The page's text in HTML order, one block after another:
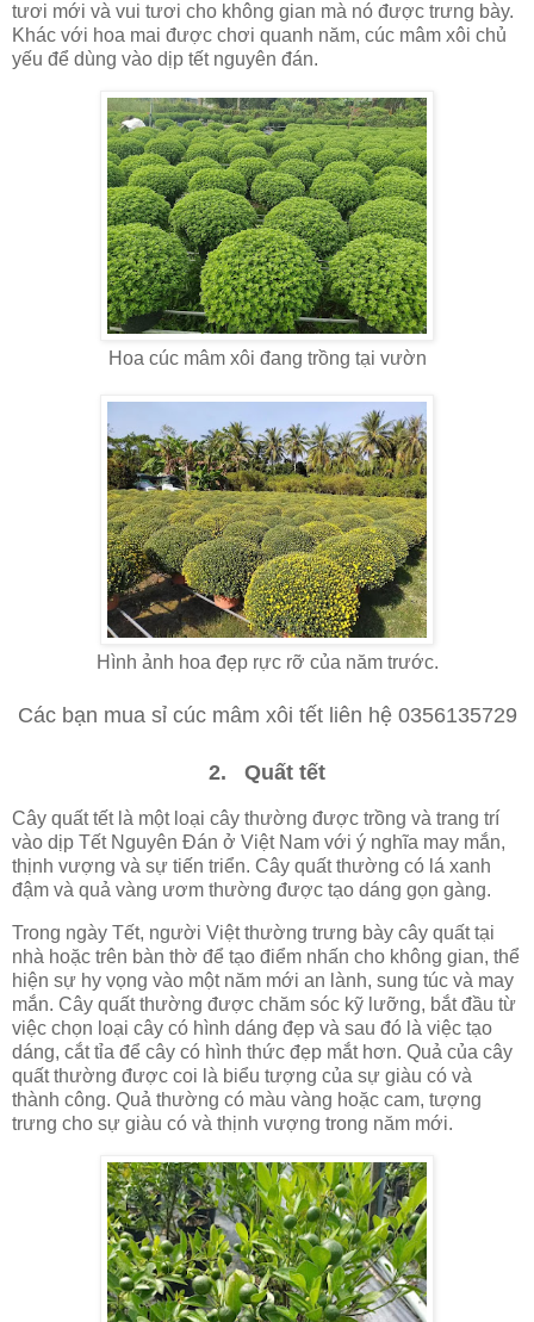
tươi mới và vui tươi cho không gian mà nó được trưng bày.
Khác với hoa mai được chơi quanh năm, cúc mâm xôi chủ
yếu để dùng vào dịp tết nguyên đán.
Hoa cúc mâm xôi đang trồng tại vườn
Hình ảnh hoa đẹp rực rỡ của năm trước.
Các bạn mua sỉ cúc mâm xôi tết liên hệ 0356135729
2. Quất tết
Cây quất tết là một loại cây thường được trồng và trang trí
vào dịp Tết Nguyên Đán ở Việt Nam với ý nghĩa may mắn,
thịnh vượng và sự tiến triển. Cây quất thường có lá xanh
đậm và quả vàng ươm thường được tạo dáng gọn gàng.
Trong ngày Tết, người Việt thường trưng bày cây quất tại
nhà hoặc trên bàn thờ để tạo điểm nhấn cho không gian, thể
hiện sự hy vọng vào một năm mới an lành, sung túc và may
mắn. Cây quất thường được chăm sóc kỹ lưỡng, bắt đầu từ
việc chọn loại cây có hình dáng đẹp và sau đó là việc tạo
dáng, cắt tỉa để cây có hình thức đẹp mắt hơn. Quả của cây
quất thường được coi là biểu tượng của sự giàu có và
thành công. Quả thường có màu vàng hoặc cam, tượng
trưng cho sự giàu có và thịnh vượng trong năm mới.